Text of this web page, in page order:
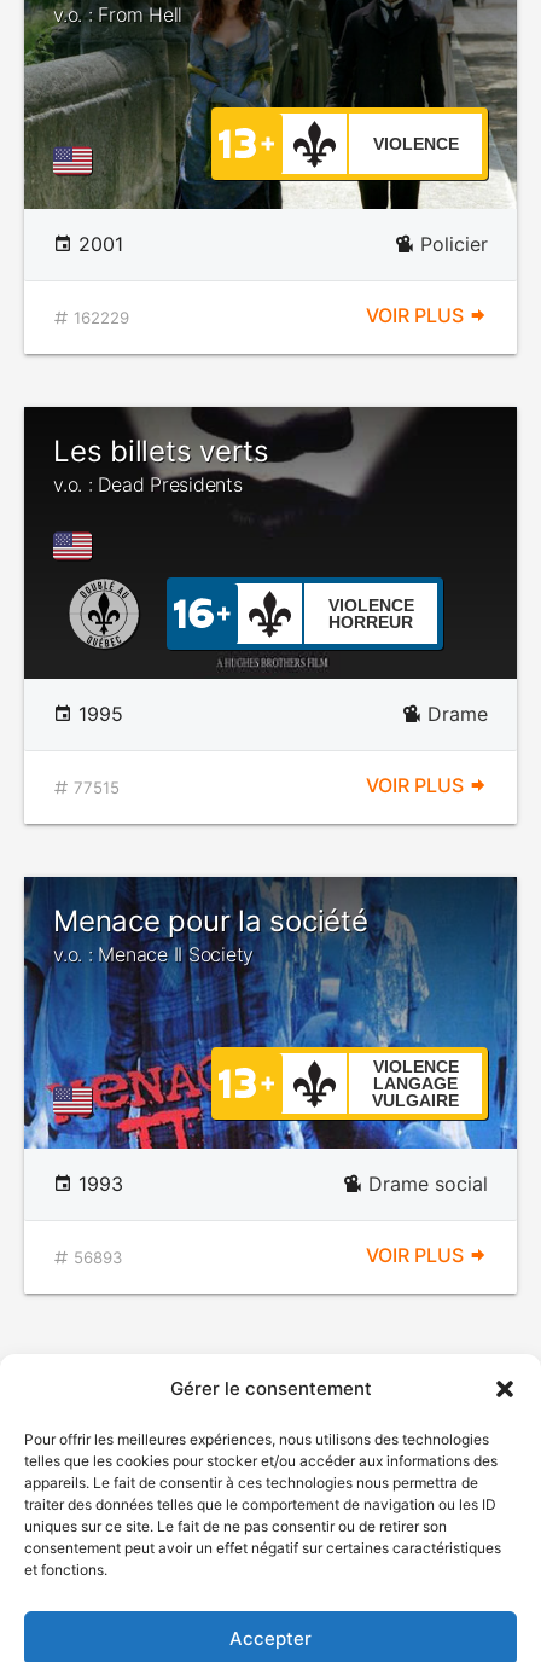
Gérer le consentement
Pour offrir les meilleures expériences, nous utilisons des technologies
telles que les cookies pour stocker et/ou accéder aux informations des
appareils. Le fait de consentir à ces technologies nous permettra de
traiter des données telles que le comportement de navigation ou les ID
uniques sur ce site. Le fait de ne pas consentir ou de retirer son
consentement peut avoir un effet négatif sur certaines caractéristiques
et fonctions.
Accepter
v.o. : From Hell
VIOLENCE
2001 Policier
162229 VOIR PLUS
Les billets verts
v.o. : Dead Presidents
VIOLENCE
HORREUR
1995 Drame
77515 VOIR PLUS
Menace pour la société
v.o. : Menace II Society
VIOLENCE
LANGAGE
VULGAIRE
1993 Drame social
56893 VOIR PLUS
© Gouvernement du Québec, 2026
Plan du site
Accessibilité